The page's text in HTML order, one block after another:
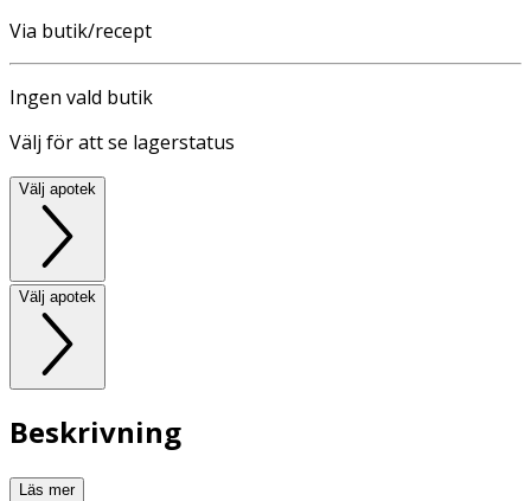
Via butik/recept
Ingen vald butik
Välj för att se lagerstatus
Välj apotek
Välj apotek
Beskrivning
Läs mer